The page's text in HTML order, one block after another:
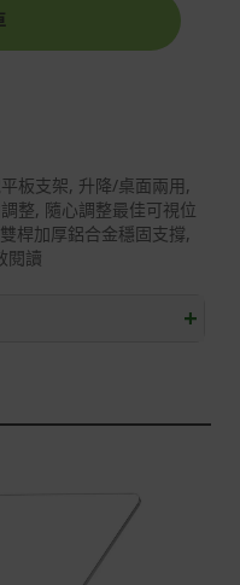
板支架, 升降/桌面兩用,
整, 隨心調整最佳可視位
桿加厚鋁合金穩固支撐,
閱讀
+
期之權益(鑑賞期並非
貨；超過七天以上(含
裝(含商品、附件、包